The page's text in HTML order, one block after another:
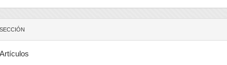
SECCIÓN
Artículos